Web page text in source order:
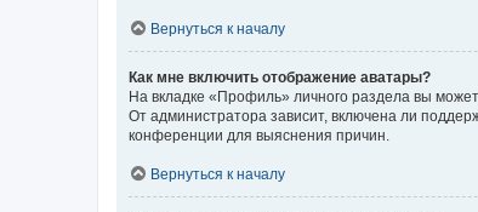
Вернуться к началу
Как мне включить отображение аватары?
На вкладке «Профиль» личного раздела вы
От администратора зависит, включена ли
конференции для выяснения причин.
Вернуться к началу